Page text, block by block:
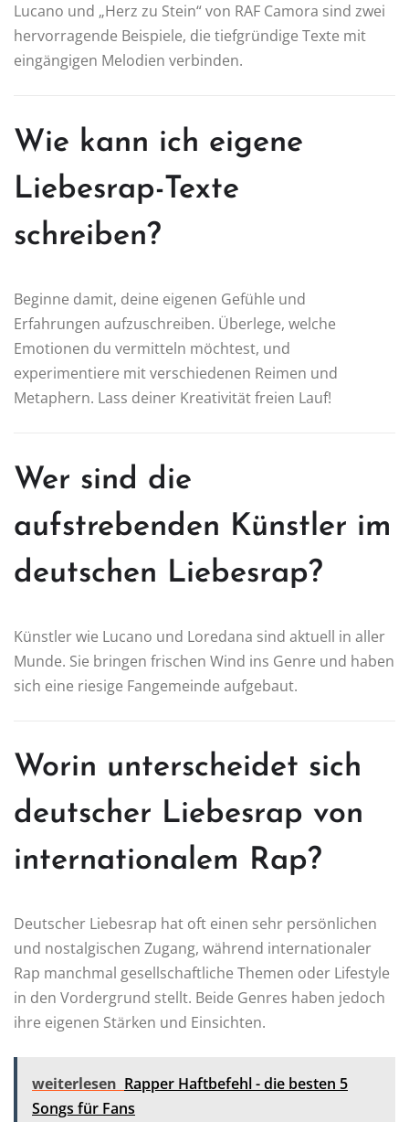
Lucano und „Herz zu Stein“ von RAF Camora sind zwei
hervorragende Beispiele, die tiefgründige Texte mit
eingängigen Melodien verbinden.
Wie kann ich eigene
Liebesrap-Texte
schreiben?
Beginne damit, deine eigenen Gefühle und
Erfahrungen aufzuschreiben. Überlege, welche
Emotionen du vermitteln möchtest, und
experimentiere mit verschiedenen Reimen und
Metaphern. Lass deiner Kreativität freien Lauf!
Wer sind die
aufstrebenden Künstler im
deutschen Liebesrap?
Künstler wie Lucano und Loredana sind aktuell in aller
Munde. Sie bringen frischen Wind ins Genre und haben
sich eine riesige Fangemeinde aufgebaut.
Worin unterscheidet sich
deutscher Liebesrap von
internationalem Rap?
Deutscher Liebesrap hat oft einen sehr persönlichen
und nostalgischen Zugang, während internationaler
Rap manchmal gesellschaftliche Themen oder Lifestyle
in den Vordergrund stellt. Beide Genres haben jedoch
ihre eigenen Stärken und Einsichten.
weiterlesen Rapper Haftbefehl - die besten 5
Songs für Fans